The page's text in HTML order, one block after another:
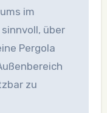
im
über
Pergola
zu